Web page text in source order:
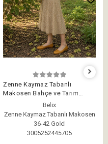
Zenne Kaymaz Tabanlı
Makosen Bahçe ve Tarım
Ayakkabısı 36-42 Gold
Belix
Zenne Kaymaz Tabanlı Makosen
36-42 Gold
3005252445705